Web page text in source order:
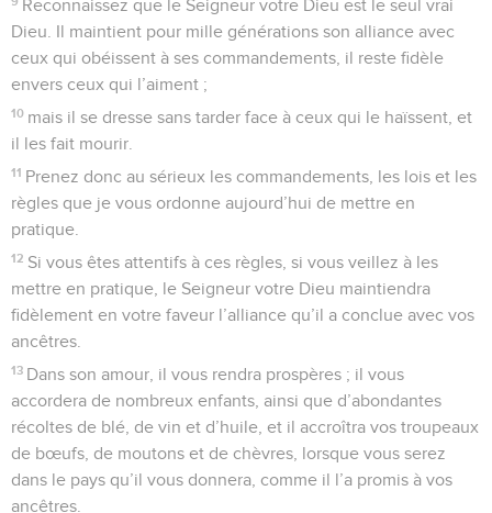
Reconnaissez que le Seigneur votre Dieu est le seul vrai
Dieu. Il maintient pour mille générations son alliance avec
ceux qui obéissent à ses commandements, il reste fidèle
envers ceux qui l’aiment ;
10 mais il se dresse sans tarder face à ceux qui le haïssent, et
il les fait mourir.
11 Prenez donc au sérieux les commandements, les lois et les
règles que je vous ordonne aujourd’hui de mettre en
pratique.
12 Si vous êtes attentifs à ces règles, si vous veillez à les
mettre en pratique, le Seigneur votre Dieu maintiendra
fidèlement en votre faveur l’alliance qu’il a conclue avec vos
ancêtres.
13 Dans son amour, il vous rendra prospères ; il vous
accordera de nombreux enfants, ainsi que d’abondantes
récoltes de blé, de vin et d’huile, et il accroîtra vos troupeaux
de bœufs, de moutons et de chèvres, lorsque vous serez
dans le pays qu’il vous donnera, comme il l’a promis à vos
ancêtres.